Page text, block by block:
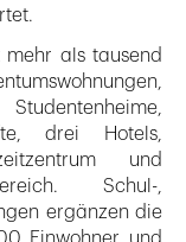
als tausend
drei Hotels,
und
Schul-,
ergänzen die
Einwohner und